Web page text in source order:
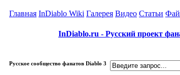
Главная InDiablo Wiki Галерея Видео Статьи
InDiablo.ru - Русский проект
Русское сообщество фанатов Diablo 3